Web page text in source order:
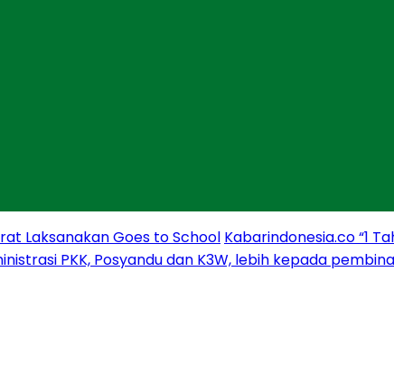
Laksanakan Goes to School Kabarindonesia.co “1
PKK, Posyandu dan K3W, lebih kepada